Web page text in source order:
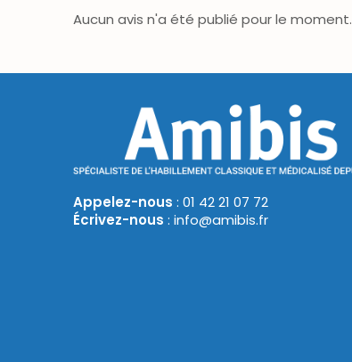
Aucun avis n'a été publié pour le moment.
Appelez-nous : 01 42 21 07 72
Écrivez-nous : info@amibis.fr